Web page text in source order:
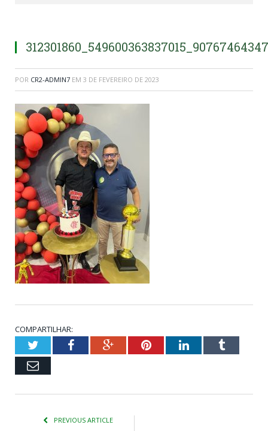
POR CR2-ADMIN7 EM 3 DE FEVEREIRO DE 2023
COMPARTILHAR:
TwitterFacebookGoogle+PinterestLinkedInTumblr
Email
PREVIOUS ARTICLE